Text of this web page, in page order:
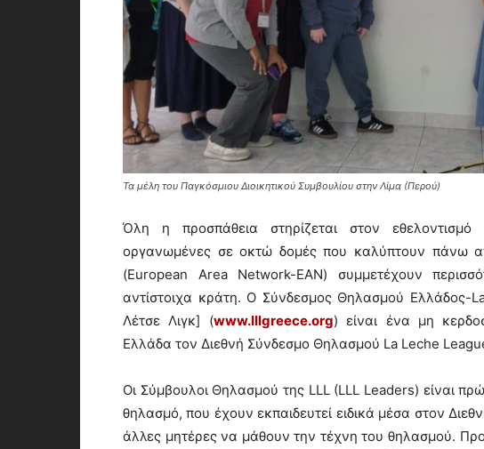
Τα μέλη του Παγκόσμιου Διοικητικού Συμβουλίου στην Λίμα (Περού)
Όλη η προσπάθεια στηρίζεται στον εθελοντισμό
οργανωμένες σε οκτώ δομές που καλύπτουν πάνω
(European Area Network-EAN) συμμετέχουν
αντίστοιχα κράτη. Ο Σύνδεσμος Θηλασμού Ελλάδος-
Λέτσε Λιγκ] (www.lllgreece.org) είναι ένα μη
Ελλάδα τον Διεθνή Σύνδεσμο Θηλασμού La Leche
Οι Σύμβουλοι Θηλασμού της LLL (LLL Leaders) είναι
θηλασμό, που έχουν εκπαιδευτεί ειδικά μέσα στον
άλλες μητέρες να μάθουν την τέχνη του θηλασμού.